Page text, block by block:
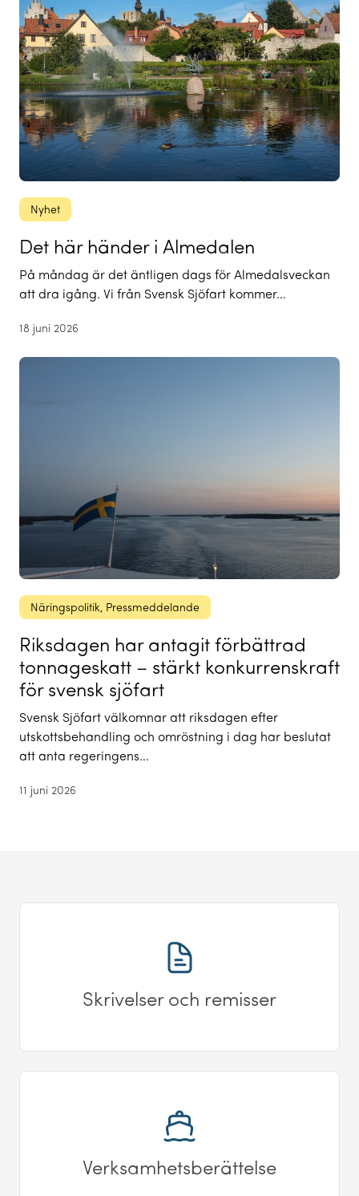
Nyhet
Det här händer i Almedalen
På måndag är det äntligen dags för Almedalsveckan
att dra igång. Vi från Svensk Sjöfart kommer…
18 juni 2026
Näringspolitik, Pressmeddelande
Riksdagen har antagit förbättrad
tonnageskatt – stärkt konkurrenskraft
för svensk sjöfart
Svensk Sjöfart välkomnar att riksdagen efter
utskottsbehandling och omröstning i dag har beslutat
att anta regeringens…
11 juni 2026
Skrivelser och remisser
Verksamhetsberättelse